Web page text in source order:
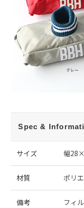
Spec &
サイズ 幅
材質 ポリ
備考
フィ